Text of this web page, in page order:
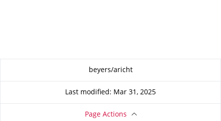
beyers/aricht
Last modified: Mar 31, 2025
Page Actions